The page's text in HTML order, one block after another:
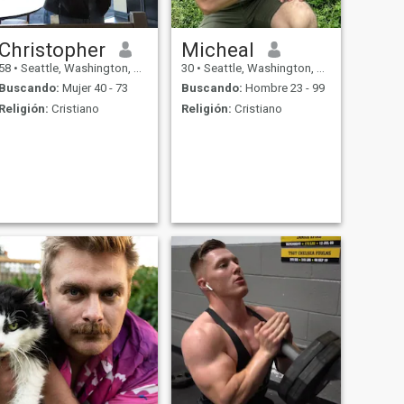
Christopher
58 • Seattle, Washington, Estados Unidos
Buscando: Mujer 40 - 73
Religión: Cristiano
Micheal
30 • Seattle, Washington, Estados Unidos
Buscando: Hombre 23 - 99
Religión: Cristiano